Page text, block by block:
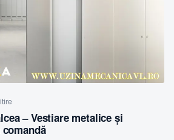
– Vestiare metalice şi